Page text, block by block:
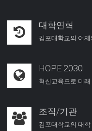
대학연혁
김포대학교의 어
HOPE 2030
혁신교육으로 미
조직/기관
김포대학교의 대